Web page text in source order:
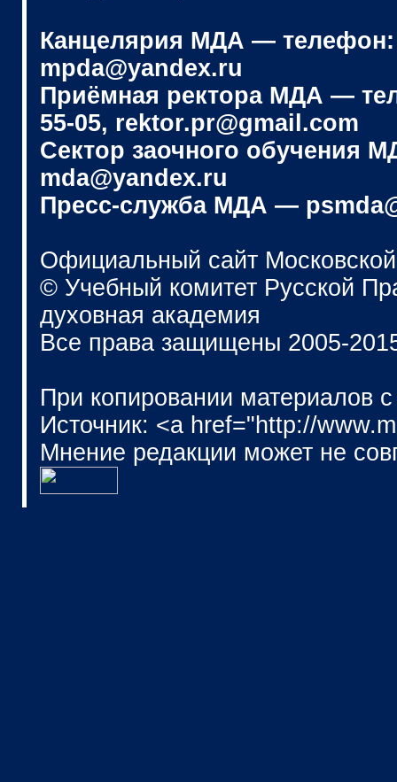
Канцелярия МДА — телефон:
mpda@yandex.ru
Приёмная ректора МДА —
55-05, rektor.pr@gmail.com
Сектор заочного обучения
mda@yandex.ru
Пресс-служба МДА —
Официальный сайт
© Учебный комитет Русской
духовная академия
Все права защищены 2005-
При копировании материалов
Источник: <a href="http://
Мнение редакции может не